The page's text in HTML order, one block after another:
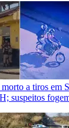
a tiros em
suspeitos